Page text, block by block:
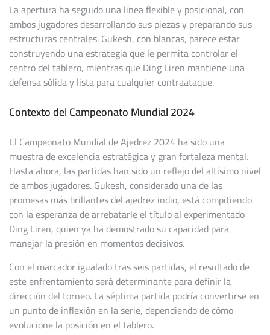
La apertura ha seguido una línea flexible y posicional, con
ambos jugadores desarrollando sus piezas y preparando sus
estructuras centrales. Gukesh, con blancas, parece estar
construyendo una estrategia que le permita controlar el
centro del tablero, mientras que Ding Liren mantiene una
defensa sólida y lista para cualquier contraataque.
Contexto del Campeonato Mundial 2024
El Campeonato Mundial de Ajedrez 2024 ha sido una
muestra de excelencia estratégica y gran fortaleza mental.
Hasta ahora, las partidas han sido un reflejo del altísimo nivel
de ambos jugadores. Gukesh, considerado una de las
promesas más brillantes del ajedrez indio, está compitiendo
con la esperanza de arrebatarle el título al experimentado
Ding Liren, quien ya ha demostrado su capacidad para
manejar la presión en momentos decisivos.
Con el marcador igualado tras seis partidas, el resultado de
este enfrentamiento será determinante para definir la
dirección del torneo. La séptima partida podría convertirse en
un punto de inflexión en la serie, dependiendo de cómo
evolucione la posición en el tablero.